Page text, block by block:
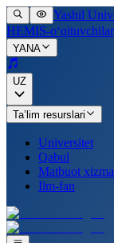
Yashil
HEMIS-
YANA
UZ
Ta’lim resurslari
Universitet
Qabul
Matbuot
Ilm-fan